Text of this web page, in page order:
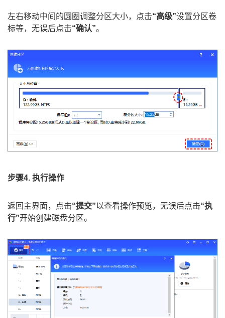
左右移动中间的圆圈调整分区大小，点击“高级”设置分区卷
标等，无误后点击“确认”。
步骤4. 执行操作
返回主界面，点击“提交”以查看操作预览，无误后点击“执
行”开始创建磁盘分区。